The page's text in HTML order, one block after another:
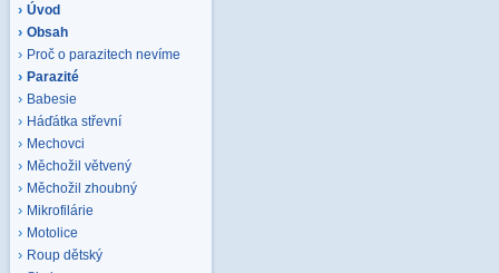
Úvod
Obsah
Proč o parazitech nevíme
Parazité
Babesie
Háďátka střevní
Mechovci
Měchožil větvený
Měchožil zhoubný
Mikrofilárie
Motolice
Roup dětský